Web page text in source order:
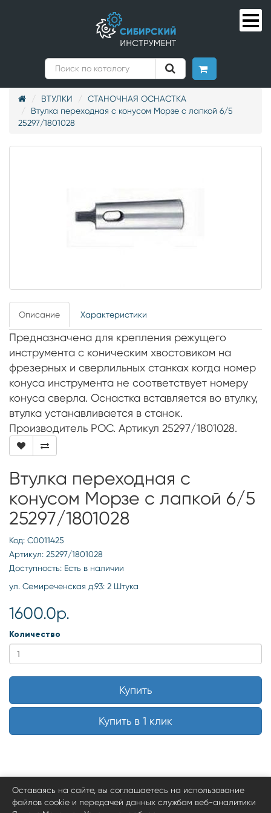
ВТУЛКИ
СТАНОЧНАЯ ОСНАСТКА
Втулка переходная с конусом Морзе с лапкой 6/5
25297/1801028
Описание Характеристики
Предназначена для крепления режущего
инструмента с коническим хвостовиком на
фрезерных и сверлильных станках когда номер
конуса инструмента не соответствует номеру
конуса сверла. Оснастка вставляется во втулку,
втулка устанавливается в станок.
Производитель РОС. Артикул 25297/1801028.
Втулка переходная с
конусом Морзе с лапкой 6/5
25297/1801028
Код: С0011425
Артикул: 25297/1801028
Доступность: Есть в наличии
ул. Семиреченская д.93: 2 Штука
1600.0р.
Количество
Купить
Купить в 1 клик
Оставаясь на сайте, вы соглашаетесь на использование
файлов cookie и передачей данных службам веб-аналитики